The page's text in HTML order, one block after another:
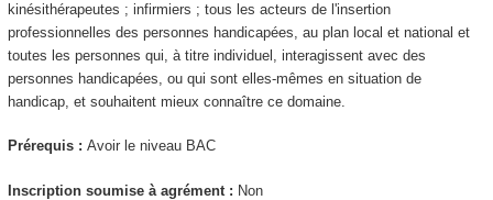
kinésithérapeutes ; infirmiers ; tous les acteurs de l'insertion
professionnelles des personnes handicapées, au plan local et national et
toutes les personnes qui, à titre individuel, interagissent avec des
personnes handicapées, ou qui sont elles-mêmes en situation de
handicap, et souhaitent mieux connaître ce domaine.
Prérequis : Avoir le niveau BAC
Inscription soumise à agrément : Non